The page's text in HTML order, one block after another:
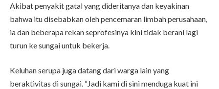
Akibat penyakit gatal yang dideritanya dan keyakinan
bahwa itu disebabkan oleh pencemaran limbah perusahaan,
ia dan beberapa rekan seprofesinya kini tidak berani lagi
turun ke sungai untuk bekerja.
Keluhan serupa juga datang dari warga lain yang
beraktivitas di sungai. “Jadi kami di sini menduga kuat ini